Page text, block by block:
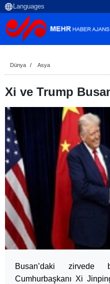
Dünya Asya
Xi ve Trump
Busan’daki
Cumhurbaşkanı Xi